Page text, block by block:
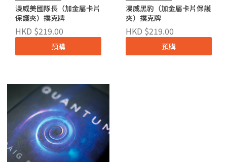
漫威美國隊長（加金屬卡片
保護夾）撲克牌
HKD $219.00
預購
漫威黑豹（加金屬卡片保護
夾）撲克牌
HKD $219.00
預購